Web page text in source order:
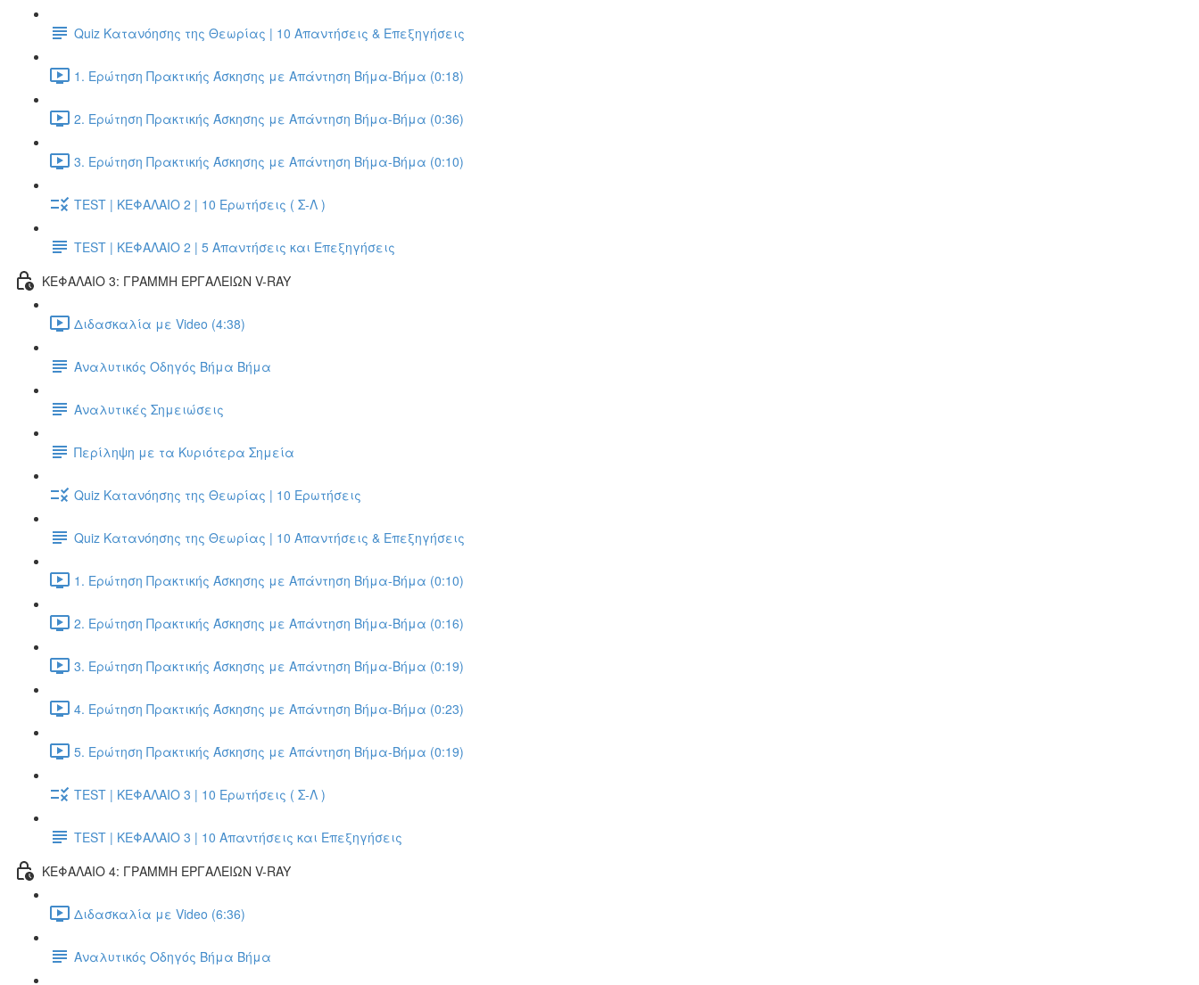
Quiz Κατανόησης της Θεωρίας | 10 Απαντήσεις & Επεξηγήσεις
1. Ερώτηση Πρακτικής Άσκησης με Απάντηση Βήμα-Βήμα (0:18)
2. Ερώτηση Πρακτικής Άσκησης με Απάντηση Βήμα-Βήμα (0:36)
3. Ερώτηση Πρακτικής Άσκησης με Απάντηση Βήμα-Βήμα (0:10)
TEST | ΚΕΦΑΛΑΙΟ 2 | 10 Ερωτήσεις ( Σ-Λ )
TEST | ΚΕΦΑΛΑΙΟ 2 | 5 Απαντήσεις και Επεξηγήσεις
ΚΕΦΑΛΑΙΟ 3: ΓΡΑΜΜΗ ΕΡΓΑΛΕΙΩΝ V-RAY
Διδασκαλία με Video (4:38)
Αναλυτικός Οδηγός Βήμα Βήμα
Αναλυτικές Σημειώσεις
Περίληψη με τα Κυριότερα Σημεία
Quiz Κατανόησης της Θεωρίας | 10 Ερωτήσεις
Quiz Κατανόησης της Θεωρίας | 10 Απαντήσεις & Επεξηγήσεις
1. Ερώτηση Πρακτικής Άσκησης με Απάντηση Βήμα-Βήμα (0:10)
2. Ερώτηση Πρακτικής Άσκησης με Απάντηση Βήμα-Βήμα (0:16)
3. Ερώτηση Πρακτικής Άσκησης με Απάντηση Βήμα-Βήμα (0:19)
4. Ερώτηση Πρακτικής Άσκησης με Απάντηση Βήμα-Βήμα (0:23)
5. Ερώτηση Πρακτικής Άσκησης με Απάντηση Βήμα-Βήμα (0:19)
TEST | ΚΕΦΑΛΑΙΟ 3 | 10 Ερωτήσεις ( Σ-Λ )
TEST | ΚΕΦΑΛΑΙΟ 3 | 10 Απαντήσεις και Επεξηγήσεις
ΚΕΦΑΛΑΙΟ 4: ΓΡΑΜΜΗ ΕΡΓΑΛΕΙΩΝ V-RAY
Διδασκαλία με Video (6:36)
Αναλυτικός Οδηγός Βήμα Βήμα